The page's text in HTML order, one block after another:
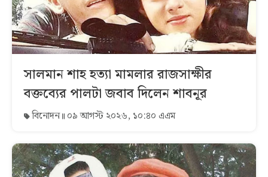
সালমান শাহ হত্যা মামলার রাজসাক্ষীর
বক্তব্যের পালটা জবাব দিলেন শাবনূর
বিনোদন ০৯ আগস্ট ২০২৬, ১০:৪০ এএম